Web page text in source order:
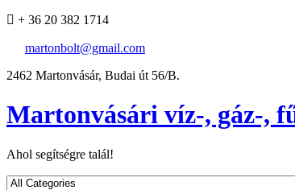
+ 36 20 382 1714
martonbolt@gmail.com
2462 Martonvásár, Budai út 56/B.
Martonvásári víz-, gáz-,
Ahol segítségre talál!